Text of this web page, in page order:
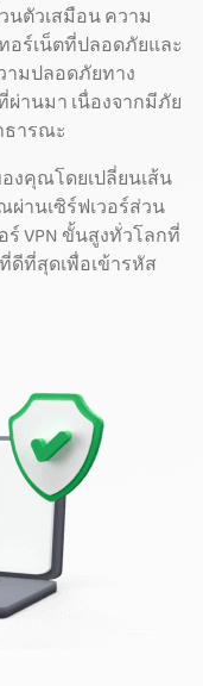
นตัวเสมือน ความ
อร์เน็ตที่ปลอดภัยและ
ามปลอดภัยทาง
านมา เนื่องจากมีภัย
ารณะ
งคุณโดยเปลี่ยนเส้น
านเซิร์ฟเวอร์ส่วน
ร์ VPN ขั้นสูงทั่วโลกที่
ดีที่สุดเพื่อเข้ารหัส